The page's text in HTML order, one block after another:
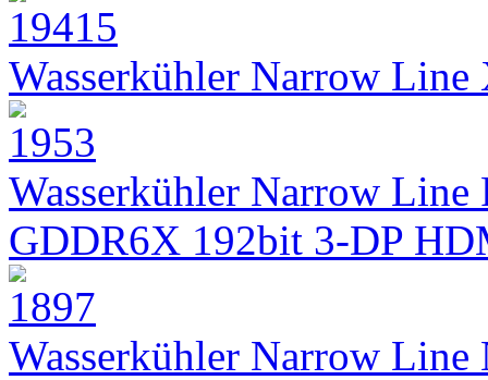
Wasserkühler Narrow
Wasserkühler Narrow Line
GDDR6X 192bit 3-DP
Wasserkühler Narrow